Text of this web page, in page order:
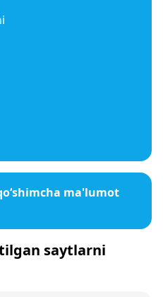
ma'lumot
saytlarni